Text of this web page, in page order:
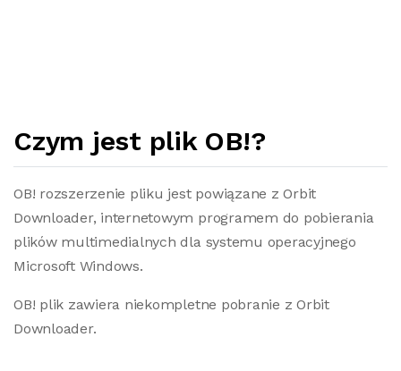
Czym jest plik OB!?
OB! rozszerzenie pliku jest powiązane z Orbit
Downloader, internetowym programem do pobierania
plików multimedialnych dla systemu operacyjnego
Microsoft Windows.
OB! plik zawiera niekompletne pobranie z Orbit
Downloader.